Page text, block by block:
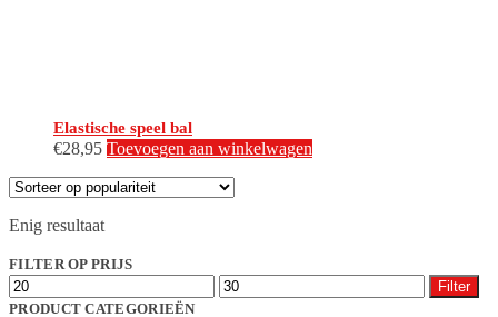
Elastische speel bal
€28,95 Toevoegen aan winkelwagen
Enig resultaat
FILTER OP PRIJS
Min.
prijs
Max.
prijs
Filter
PRODUCT CATEGORIEËN